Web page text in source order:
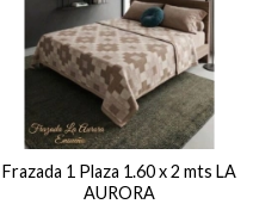
Frazada 1 Plaza 1.60 x 2 mts LA
AURORA